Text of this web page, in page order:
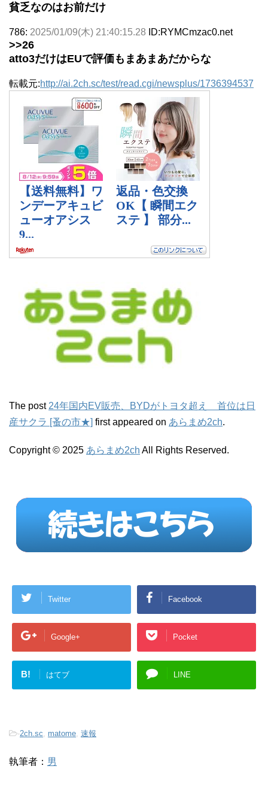
貧乏なのはお前だけ
786: 2025/01/09(木) 21:40:15.28 ID:RYMCmzac0.net
>>26
atto3だけはEUで評価もまあまあだからな
転載元:http://ai.2ch.sc/test/read.cgi/newsplus/1736394537
The post 24年国内EV販売、BYDがトヨタ超え 首位は日
産サクラ [蚤の市★] first appeared on あらまめ2ch.
Copyright © 2025 あらまめ2ch All Rights Reserved.
Twitter Facebook
Google+ Pocket
B! はてブ LINE
-2ch.sc matome 速報
執筆者： 男